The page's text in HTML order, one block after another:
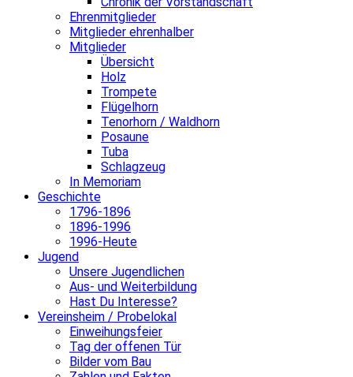
Ehrenmitglieder
Mitglieder ehrenhalber
Mitglieder
Übersicht
Holz
Trompete
Flügelhorn
Tenorhorn / Waldhorn
Posaune
Tuba
Schlagzeug
In Memoriam
Geschichte
1796-1896
1896-1996
1996-Heute
Jugend
Unsere Jugendlichen
Aus- und Weiterbildung
Hast Du Interesse?
Vereinsheim / Probelokal
Einweihungsfeier
Tag der offenen Tür
Bilder vom Bau